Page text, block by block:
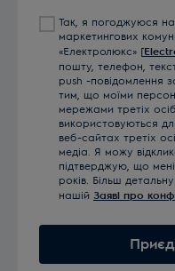
Так, я погоджуюся
маркетингових
«Електролюкс» [
пошту, телефон,
push -повідомлення
тим, що моїми
мережами третіх
використовуються
веб-сайтах третіх
медіа. Я можу
підтверджую, що
років. Більш
нашій Заяві про